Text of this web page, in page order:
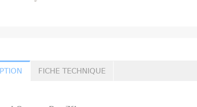
FICHE TECHNIQUE